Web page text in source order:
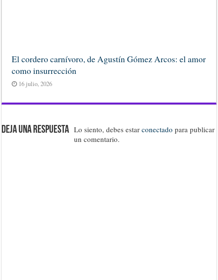
El cordero carnívoro, de Agustín Gómez Arcos: el amor
como insurrección
16 julio, 2026
Deja una respuesta Lo siento, debes estarconectado para publicar
un comentario.